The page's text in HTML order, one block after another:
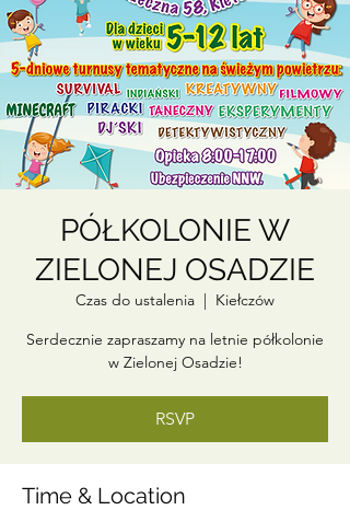
PÓŁKOLONIE W
ZIELONEJ OSADZIE
Czas do ustalenia
  |
Kiełczów
Serdecznie zapraszamy na letnie półkolonie
w Zielonej Osadzie!
RSVP
Time & Location